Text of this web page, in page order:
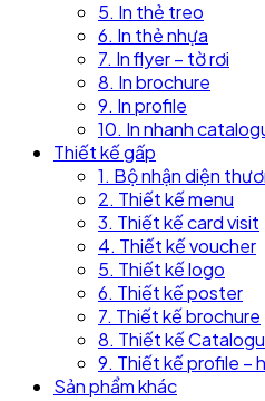
5. In thẻ treo
6. In thẻ nhựa
7. In flyer – tờ rơi
8. In brochure
9. In profile
10. In nhanh
Thiết kế gấp
1. Bộ nhận diện
2. Thiết kế menu
3. Thiết kế card visit
4. Thiết kế voucher
5. Thiết kế logo
6. Thiết kế poster
7. Thiết kế brochure
8. Thiết kế
9. Thiết kế profile –
Sản phẩm khác